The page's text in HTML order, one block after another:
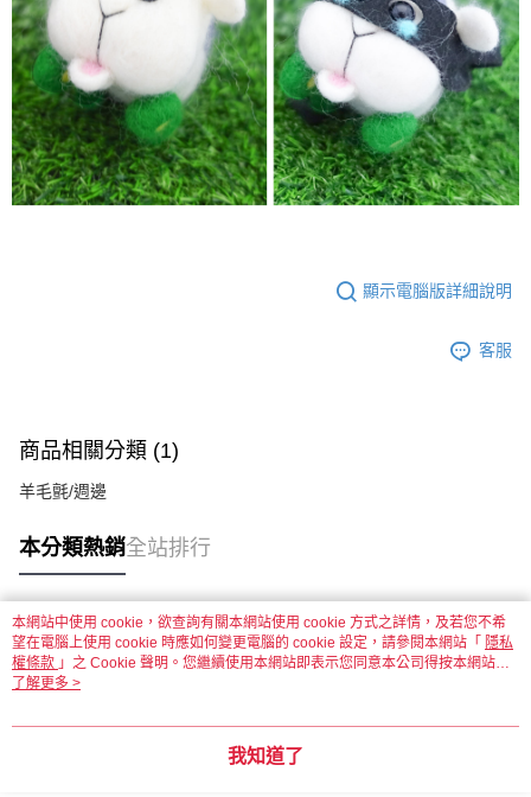
顯示電腦版詳細說明
客服
商品相關分類 (1)
羊毛氈/週邊
本分類熱銷全站排行
熱門標籤
本網站中使用 cookie，欲查詢有關本網站使用 cookie 方式之詳情，及若您不希
望在電腦上使用 cookie 時應如何變更電腦的 cookie 設定，請參閱本網站「 隱私
權條款 」之 Cookie 聲明。您繼續使用本網站即表示您同意本公司得按本網站使
用條款之 Cookie 聲明使用 cookie。
了解更多 >
我知道了